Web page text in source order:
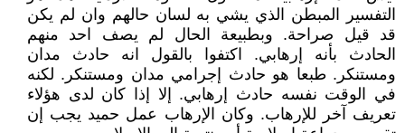
التفسير المبطن الذي يشي به لسان حالهم وان لم يكن
قد قيل صراحة. وبطبيعة الحال لم يصف احد منهم
الحادث بأنه إرهابي. اكتفوا بالقول انه حادث مدان
ومستنكر. طبعا هو حادث إجرامي مدان ومستنكر. لكنه
في الوقت نفسه حادث إرهابي. إلا إذا كان لدى هؤلاء
تعريف آخر للإرهاب. وكان الإرهاب عمل حميد يجب إن